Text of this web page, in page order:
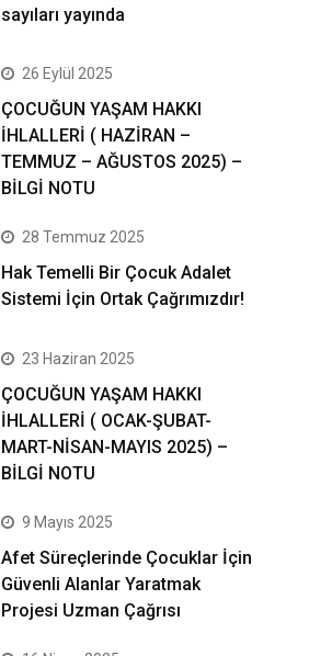
sayıları yayında
26 Eylül 2025
ÇOCUĞUN YAŞAM HAKKI
İHLALLERİ ( HAZİRAN –
TEMMUZ – AĞUSTOS 2025) –
BİLGİ NOTU
28 Temmuz 2025
Hak Temelli Bir Çocuk Adalet
Sistemi İçin Ortak Çağrımızdır!
23 Haziran 2025
ÇOCUĞUN YAŞAM HAKKI
İHLALLERİ ( OCAK-ŞUBAT-
MART-NİSAN-MAYIS 2025) –
BİLGİ NOTU
9 Mayıs 2025
Afet Süreçlerinde Çocuklar İçin
Güvenli Alanlar Yaratmak
Projesi Uzman Çağrısı